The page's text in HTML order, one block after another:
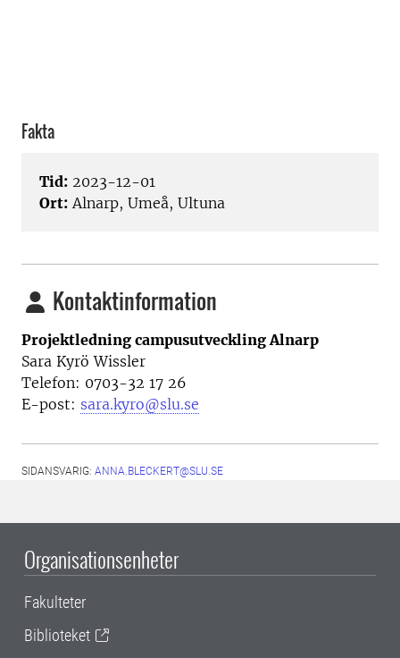
Fakta
Tid: 2023-12-01
Ort: Alnarp, Umeå, Ultuna
Kontaktinformation
Projektledning campusutveckling Alnarp
Sara Kyrö Wissler
Telefon: 0703-32 17 26
E-post: sara.kyro@slu.se
SIDANSVARIG: ANNA.BLECKERT@SLU.SE
Organisationsenheter
Fakulteter
Biblioteket